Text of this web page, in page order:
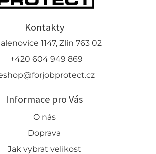
Kontakty
1147, Zlín 763 02
+420 604 949 869
Informace pro Vás
O nás
Doprava
Jak vybrat velikost